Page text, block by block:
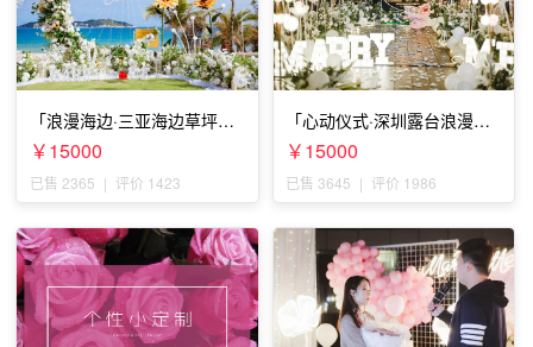
「浪漫海边·三亚海边草坪浪
漫求婚」
￥15000
已售 2365 | 评价 1423
「心动仪式·深圳露台浪漫求
婚」
￥15000
已售 3645 | 评价 1986